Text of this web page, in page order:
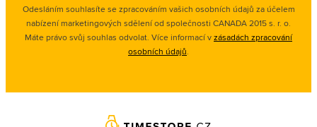
Odesláním souhlasíte se zpracováním vašich osobních údajů za účelem
nabízení marketingových sdělení od společnosti CANADA 2015 s. r. o.
Máte právo svůj souhlas odvolat. Více informací vzásadách zpracování
osobních údajů.